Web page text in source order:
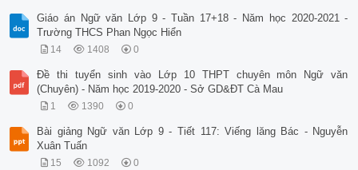
Giáo án Ngữ văn Lớp 9 - Tuần 17+18 - Năm học 2020-2021 -
Trường THCS Phan Ngọc Hiển
14 1408 0
Đề thi tuyển sinh vào Lớp 10 THPT chuyên môn Ngữ văn
(Chuyên) - Năm học 2019-2020 - Sở GD&ĐT Cà Mau
1 1390 0
Bài giảng Ngữ văn Lớp 9 - Tiết 117: Viếng lăng Bác - Nguyễn
Xuân Tuấn
15 1092 0